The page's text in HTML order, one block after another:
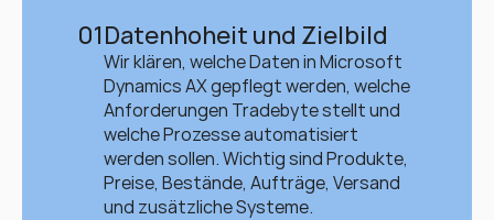
01Datenhoheit und Zielbild
Wir klären, welche Daten in Microsoft
Dynamics AX gepflegt werden, welche
Anforderungen Tradebyte stellt und
welche Prozesse automatisiert
werden sollen. Wichtig sind Produkte,
Preise, Bestände, Aufträge, Versand
und zusätzliche Systeme.